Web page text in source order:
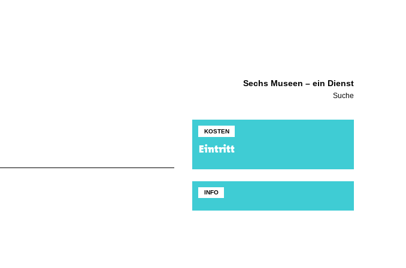
Sechs Museen – ein Dienst
Suche
KOSTEN
Eintritt
INFO